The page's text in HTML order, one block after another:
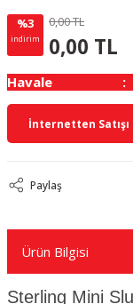
%3
indirim
0,00 TL
0,00 TL
Havale
İnternetten Satışı
Paylaş
Ürün Bilgisi
Sterling Mini